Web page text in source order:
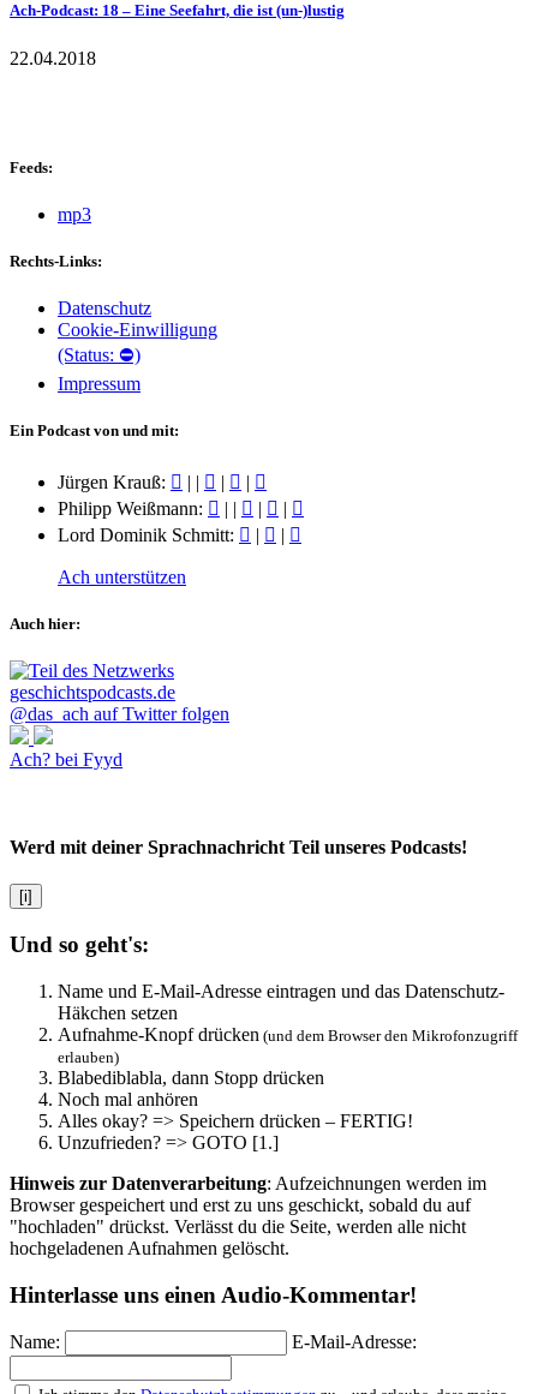
Ach-Podcast: 18 – Eine Seefahrt, die ist (un-)lustig
22.04.2018
Feeds:
mp3
Rechts-Links:
Datenschutz
Cookie-Einwilligung
(Status: ⛔)
Impressum
Ein Podcast von und mit:
Jürgen Krauß: | | |
|
Philipp Weißmann:
| | |
|
Lord Dominik Schmitt:
| |
Ach unterstützen
Auch hier:
@das_ach auf Twitter folgen
Ach? bei Fyyd
Werd mit deiner Sprachnachricht Teil unseres Podcasts!
[i]
Und so geht's:
Name und E-Mail-Adresse eintragen und das Datenschutz-
Häkchen setzen
Aufnahme-Knopf drücken (und dem Browser den Mikrofonzugriff
erlauben)
Blabediblabla, dann Stopp drücken
Noch mal anhören
Alles okay? => Speichern drücken – FERTIG!
Unzufrieden? => GOTO [1.]
Hinweis zur Datenverarbeitung: Aufzeichnungen werden im
Browser gespeichert und erst zu uns geschickt, sobald du auf
"hochladen" drückst. Verlässt du die Seite, werden alle nicht
hochgeladenen Aufnahmen gelöscht.
Hinterlasse uns einen Audio-Kommentar!
Name: E-Mail-Adresse: